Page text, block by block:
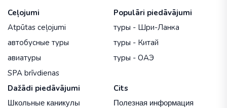
Ceļojumi
Atpūtas ceļojumi
автобусные туры
авиатуры
SPA brīvdienas
Populāri piedāvājumi
туры - Шри-Ланка
туры - Китай
туры - ОАЭ
Dažādi piedāvājumi
Школьные каникулы
Cits
Полезная информация